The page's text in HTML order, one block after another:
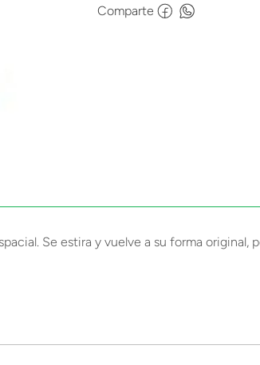
Comparte
Se estira y vuelve a su forma original,